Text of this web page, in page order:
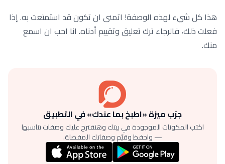
هذا كل شيء لهذه الوصفة! اتمنى ان تكون قد استمتعت به. إذا
فعلت ذلك، فالرجاء ترك تعليق وتقييم أدناه. انا احب ان اسمع
منك.
جرّب ميزة «اطبخ بما عندك» في التطبيق
اكتب المكونات الموجودة في بيتك وهنقترح عليك وصفات تناسبها
— واحفظ وقيّم وصفاتك المفضلة.